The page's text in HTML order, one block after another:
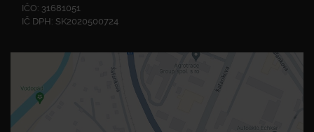
IČO: 31681051
IČ DPH: SK2020500724